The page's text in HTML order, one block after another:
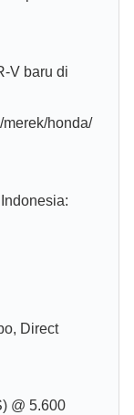
V baru di
honda/
Direct
@ 5.600